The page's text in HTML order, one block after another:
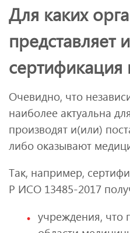
Для каких
представляет
сертификация
Очевидно, что
наиболее актуальна
производят и(или)
либо оказывают
Так, например,
Р ИСО 13485-2017
учреждения, что